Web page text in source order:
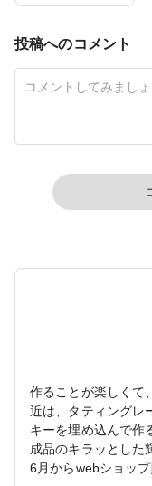
投稿へのコメント
作ることが楽しくて
近は、タティングレ
キーを埋め込んで作
成品のキラッとした
6月からwebショップ